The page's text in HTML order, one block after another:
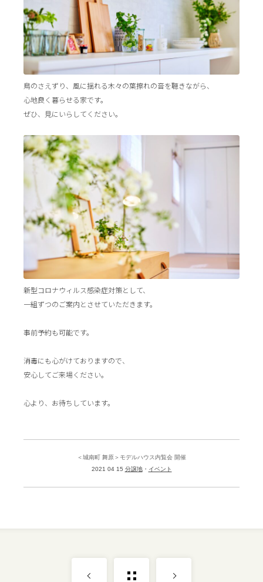
鳥のさえずり、風に揺れる木々の葉擦れの音を聴きながら、
心地良く暮らせる家です。
ぜひ、見にいらしてください。
新型コロナウィルス感染症対策として、
一組ずつのご案内とさせていただきます。
事前予約も可能です。
消毒にも心がけておりますので、
安心してご来場ください。
心より、お待ちしています。
＜城南町 舞原＞モデルハウス内覧会 開催
2021 04 15 分譲地 イベント